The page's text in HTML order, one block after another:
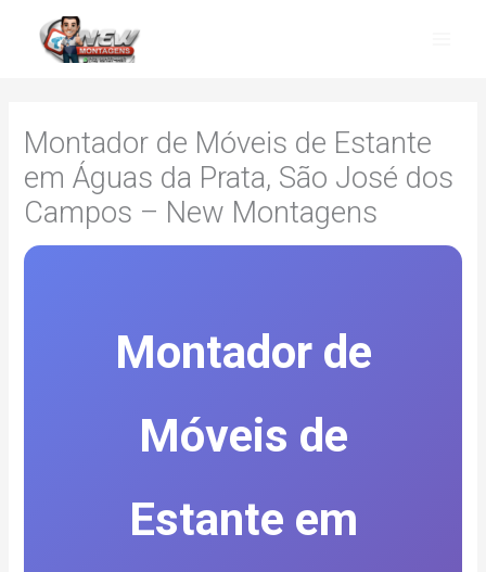
Montador de Móveis de Estante
em Águas da Prata, São José dos
Campos – New Montagens
Montador de
Móveis de
Estante em